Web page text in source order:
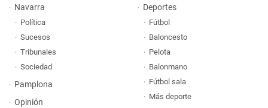
Navarra
Política
Sucesos
Tribunales
Sociedad
Pamplona
Opinión
Deportes
Fútbol
Baloncesto
Pelota
Balonmano
Fútbol sala
Más deporte